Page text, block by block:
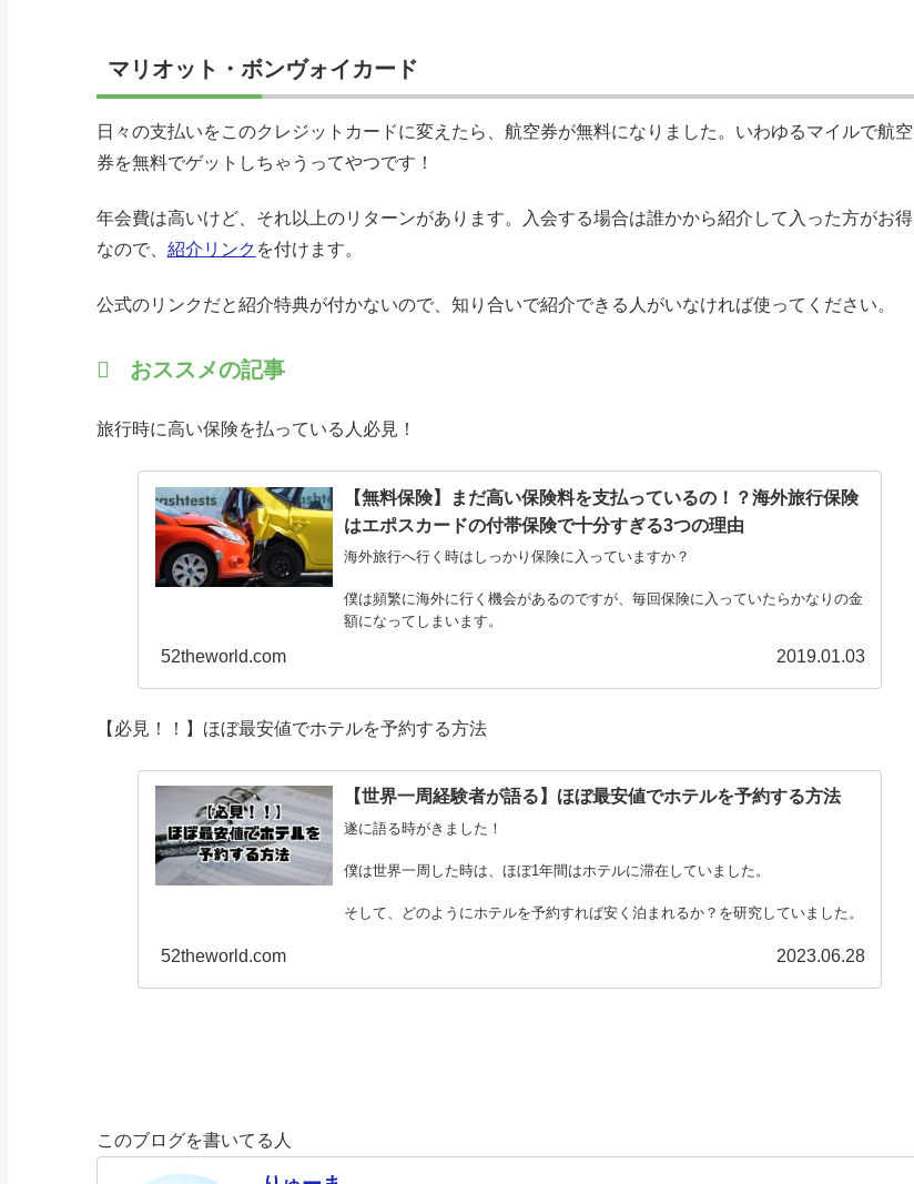
マリオット・ボンヴォイカード
日々の支払いをこのクレジットカードに変えたら、航空券が無料になりました。いわゆるマイルで航空
券を無料でゲットしちゃうってやつです！
年会費は高いけど、それ以上のリターンがあります。入会する場合は誰かから紹介して入った方がお得
なので、 紹介リンク を付けます。
公式のリンクだと紹介特典が付かないので、知り合いで紹介できる人がいなければ使ってください。
おススメの記事
旅行時に高い保険を払っている人必見！
【無料保険】まだ高い保険料を支払っているの！？海外旅行保険
はエポスカードの付帯保険で十分すぎる3つの理由
海外旅行へ行く時はしっかり保険に入っていますか？
僕は頻繁に海外に行く機会があるのですが、毎回保険に入っていたらかなりの金
額になってしまいます。
52theworld.com 2019.01.03
【必見！！】 ほぼ最安値でホテルを予約する方法
【世界一周経験者が語る】ほぼ最安値でホテルを予約する方法
遂に語る時がきました！
僕は世界一周した時は、ほぼ1年間はホテルに滞在していました。
そして、どのようにホテルを予約すれば安く泊まれるか？を研究していました。
52theworld.com 2023.06.28
このブログを書いてる人